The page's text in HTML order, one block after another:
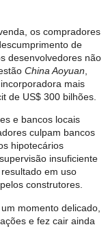
os compradores
de
desenvolvedores não
China Aoyuan
incorporadora mais
de US$ 300 bilhões.
e bancos locais
culpam bancos
hipotecários
insuficiente
em uso
construtores.
momento delicado,
e fez cair ainda